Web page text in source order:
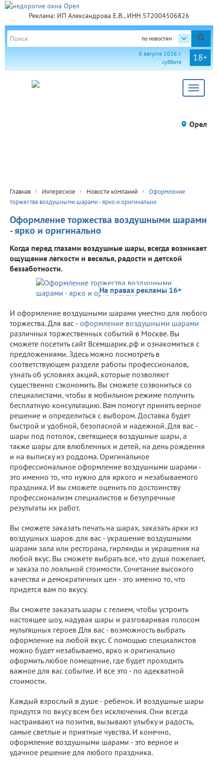
Реклама: ИП Александрова Е.В., ИНН 572004506826
по новостям
18+
8 августа 2026 г.
суббота
Toggle
Орел
Главная Интересное Новости компаний
Оформление
торжества воздушными шарами - ярко и оригинально
Оформление торжества воздушными шарами
- ярко и оригинально
Когда перед глазами воздушные шары, всегда возникает
ощущение легкости и веселья, радости и детской
беззаботности.
На правах рекламы 16+
И оформление воздушными шарами уместно для любого
торжества. Для вас - оформление воздушными шарами
различных торжественных событий в Москве. Вы
сможете посетить сайт Всемшарик.рф и ознакомиться с
предложениями. Здесь можно посмотреть в
соответствующем разделе работы профессионалов,
узнать об условиях акций, которые позволяют
существенно сэкономить. Вы сможете созвониться со
специалистами, чтобы в мобильном режиме получить
бесплатную консультацию. Вам помогут принять верное
решение и определиться с выбором. Доставка будет
быстрой и удобной, безопасной и надежной. Для вас -
шары под потолок, светящиеся воздушные шары, а
также шары для влюбленных и детей, на день рождения
и на выписку из роддома. Оригинальное
профессиональное оформление воздушными шарами -
это именно то, что нужно для яркого и незабываемого
праздника. И вы сможете оценить по достоинству
профессионализм специалистов и безупречные
результаты их работ.
Вы сможете заказать печать на шарах, заказать арки из
воздушных шаров. для вас - украшение воздушными
шарами зала или ресторана, гирлянды и украшения на
любой вкус. Вы сможете выбрать все, что душа пожелает,
и заказа по лояльной стоимости. Сочетание высокого
качества и демократичных цен - это именно то, что
придется вам по вкусу.
Вы сможете заказать шары с гелием, чтобы устроить
настоящее шоу, надувая шары и разговаривая голосом
мультяшных героев Для вас - возможность выбрать
оформление на любой вкус. С помощью специалистов
можно будет незабываемо, ярко и оригинально
оформить любое помещение, где будет проходить
важное для вас событие. И все это - по адекватной
стоимости.
Каждый взрослый в душе - ребенок. И воздушные шары
придутся по вкусу всем без исключения. Они всегда
настраивают на позитив, вызывают улыбку и радость,
самые светлые и приятные чувства. И конечно,
оформление воздушными шарами - это верное и
удачное решение для любого праздника.